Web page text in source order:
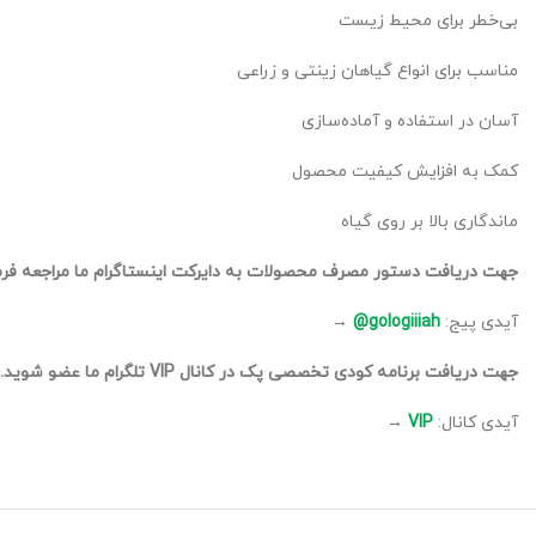
بی‌خطر برای محیط زیست
مناسب برای انواع گیاهان زینتی و زراعی
آسان در استفاده و آماده‌سازی
کمک به افزایش کیفیت محصول
ماندگاری بالا بر روی گیاه
جهت دریافت دستور مصرف محصولات به دایرکت اینستاگرام ما مراجعه
آیدی پیج: gologiiiah@
→
جهت دریافت برنامه کودی تخصصی پک در کانال VIP تلگرام ما عضو شوید.
آیدی کانال: VIP
→